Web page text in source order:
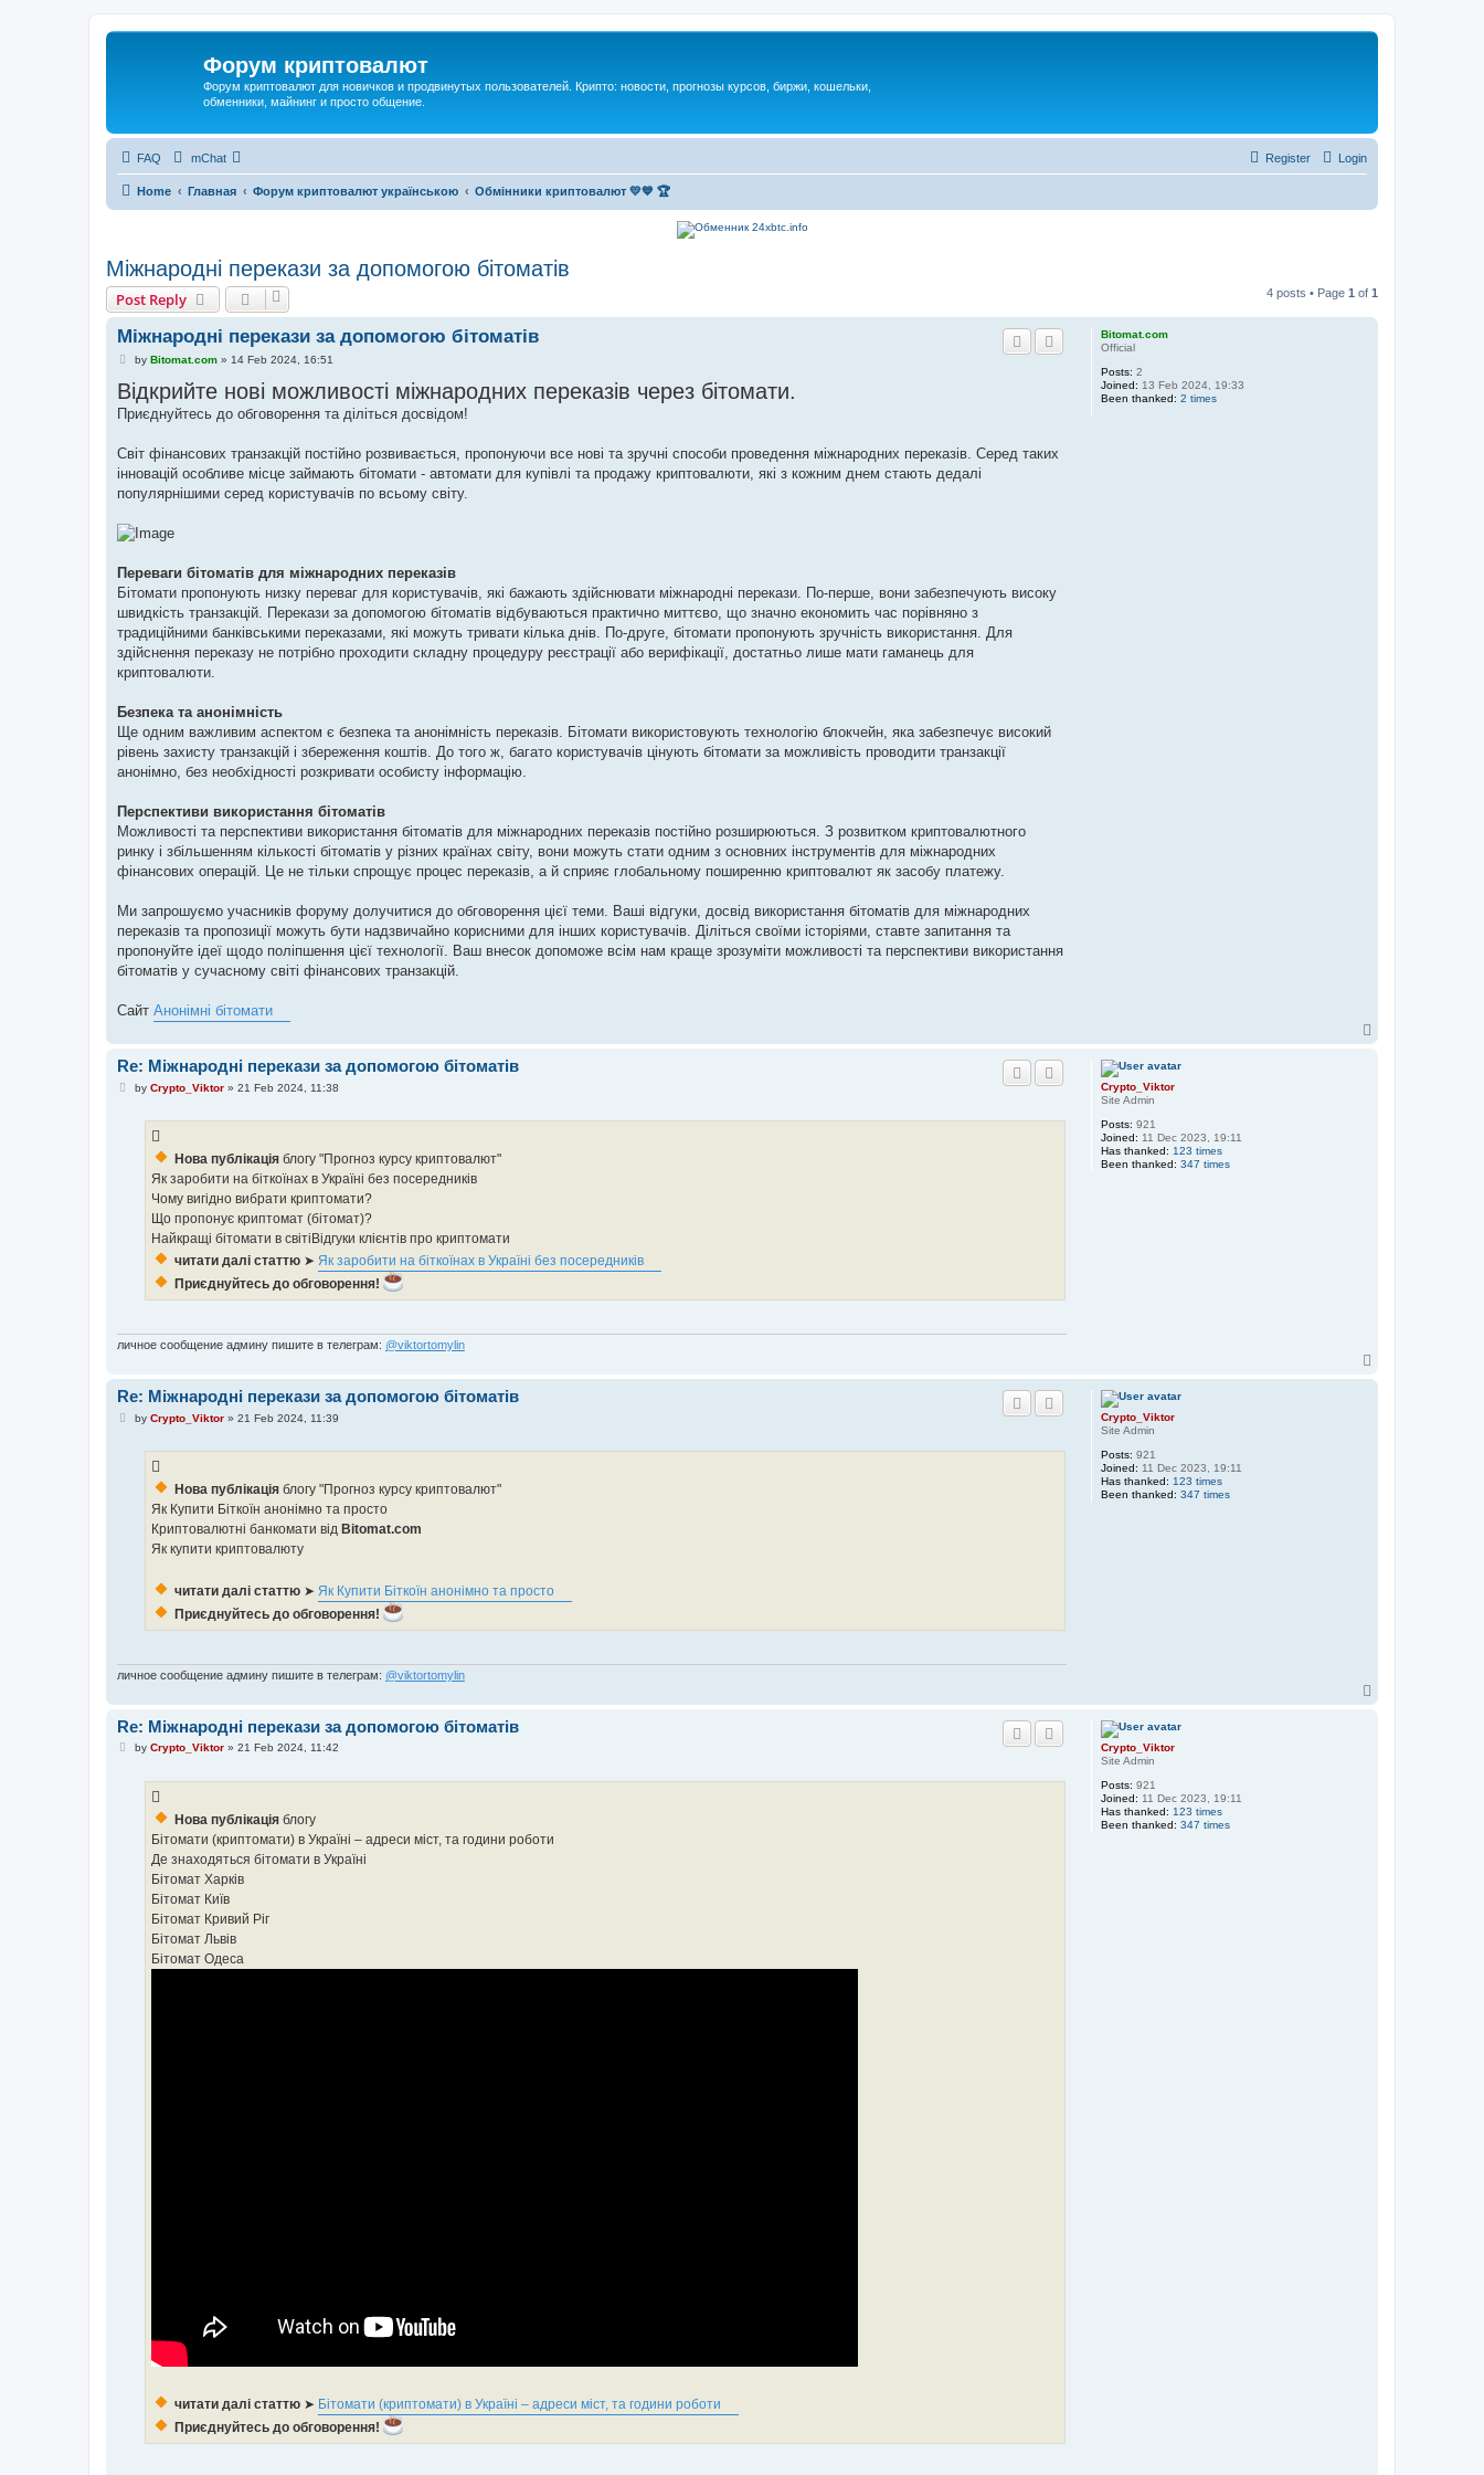
Форум криптовалют
Форум криптовалют для новичков и продвинутых пользователей. Крипто: новости, прогнозы курсов, биржи, кошельки,
обменники, майнинг и просто общение.
FAQ mChat Login
Register
Home Главная Форум криптовалют українською Обмінники криптовалют 💛💙 🏆
Міжнародні перекази за допомогою бітоматів
Post Reply 4 posts • Page 1 of 1
Bitomat.com
Official
Posts: 2
Joined: 13 Feb 2024, 19:33
Been thanked: 2 times
Міжнародні перекази за допомогою бітоматів
P
s
t
by Bitomat.com» 14 Feb 2024, 16:51
Відкрийте нові можливості міжнародних переказів через бітомати.
Приєднуйтесь до обговорення та діліться досвідом!
Світ фінансових транзакцій постійно розвивається, пропонуючи все нові та зручні способи проведення міжнародних переказів. Серед таких
інновацій особливе місце займають бітомати - автомати для купівлі та продажу криптовалюти, які з кожним днем стають дедалі
популярнішими серед користувачів по всьому світу.
Переваги бітоматів для міжнародних переказів
Бітомати пропонують низку переваг для користувачів, які бажають здійснювати міжнародні перекази. По-перше, вони забезпечують високу
швидкість транзакцій. Перекази за допомогою бітоматів відбуваються практично миттєво, що значно економить час порівняно з
традиційними банківськими переказами, які можуть тривати кілька днів. По-друге, бітомати пропонують зручність використання. Для
здійснення переказу не потрібно проходити складну процедуру реєстрації або верифікації, достатньо лише мати гаманець для
криптовалюти.
Безпека та анонімність
Ще одним важливим аспектом є безпека та анонімність переказів. Бітомати використовують технологію блокчейн, яка забезпечує високий
рівень захисту транзакцій і збереження коштів. До того ж, багато користувачів цінують бітомати за можливість проводити транзакції
анонімно, без необхідності розкривати особисту інформацію.
Перспективи використання бітоматів
Можливості та перспективи використання бітоматів для міжнародних переказів постійно розширюються. З розвитком криптовалютного
ринку і збільшенням кількості бітоматів у різних країнах світу, вони можуть стати одним з основних інструментів для міжнародних
фінансових операцій. Це не тільки спрощує процес переказів, а й сприяє глобальному поширенню криптовалют як засобу платежу.
Ми запрошуємо учасників форуму долучитися до обговорення цієї теми. Ваші відгуки, досвід використання бітоматів для міжнародних
переказів та пропозиції можуть бути надзвичайно корисними для інших користувачів. Діліться своїми історіями, ставте запитання та
пропонуйте ідеї щодо поліпшення цієї технології. Ваш внесок допоможе всім нам краще зрозуміти можливості та перспективи використання
бітоматів у сучасному світі фінансових транзакцій.
Сайт Анонімні бітомати
Crypto_Viktor
Site Admin
Posts: 921
Joined: 11 Dec 2023, 19:11
Has thanked: 123 times
Been thanked: 347 times
Re: Міжнародні перекази за допомогою бітоматів
Pby Crypto_Viktor» 21 Feb 2024, 11:38
Нова публікація блогу "Прогноз курсу криптовалют"
Як заробити на біткоїнах в Україні без посередників
Чому вигідно вибрати криптомати?
Що пропонує криптомат (бітомат)?
Найкращі бітомати в світіВідгуки клієнтів про криптомати
читати далі статтю ➤ Як заробити на біткоїнах в Україні без посередників
Приєднуйтесь до обговорення!
личное сообщение админу пишите в телеграм: @viktortomylin
Crypto_Viktor
Site Admin
Posts: 921
Joined: 11 Dec 2023, 19:11
Has thanked: 123 times
Been thanked: 347 times
Re: Міжнародні перекази за допомогою бітоматів
Pby Crypto_Viktor» 21 Feb 2024, 11:39
Нова публікація блогу "Прогноз курсу криптовалют"
Як Купити Біткоїн анонімно та просто
Криптовалютні банкомати від Bitomat.com
Як купити криптовалюту
читати далі статтю ➤ Як Купити Біткоїн анонімно та просто
Приєднуйтесь до обговорення!
личное сообщение админу пишите в телеграм: @viktortomylin
Crypto_Viktor
Site Admin
Posts: 921
Joined: 11 Dec 2023, 19:11
Has thanked: 123 times
Been thanked: 347 times
Re: Міжнародні перекази за допомогою бітоматів
Pby Crypto_Viktor» 21 Feb 2024, 11:42
Нова публікація блогу
Бітомати (криптомати) в Україні – адреси міст, та години роботи
Де знаходяться бітомати в Україні
Бітомат Харків
Бітомат Київ
Бітомат Кривий Ріг
Бітомат Львів
Бітомат Одеса
читати далі статтю ➤ Бітомати (криптомати) в Україні – адреси міст, та години роботи
Приєднуйтесь до обговорення!